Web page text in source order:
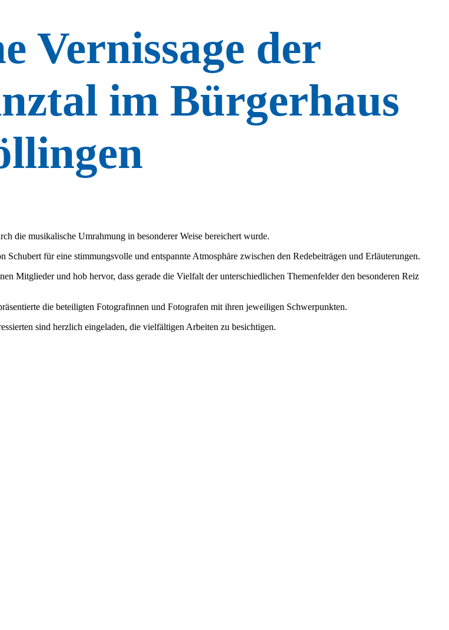
Vernissage der
im Bürgerhaus
die musikalische Umrahmung in besonderer Weise bereichert wurde.
für eine stimmungsvolle und entspannte Atmosphäre zwischen den Redebeiträgen und Erläuterungen.
Mitglieder und hob hervor, dass gerade die Vielfalt der unterschiedlichen Themenfelder den besonderen Reiz
die beteiligten Fotografinnen und Fotografen mit ihren jeweiligen Schwerpunkten.
sind herzlich eingeladen, die vielfältigen Arbeiten zu besichtigen.